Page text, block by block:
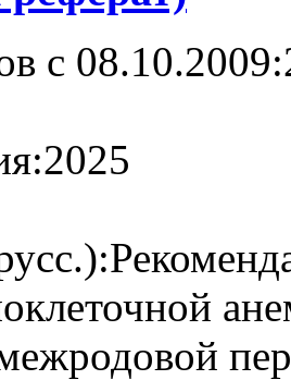
с 08.10.2009:
2025